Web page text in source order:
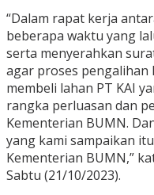
“Dalam rapat kerja
beberapa waktu yang
serta menyerahkan
agar proses pengalihan
membeli lahan PT KAI
rangka perluasan dan
Kementerian BUMN.
yang kami sampaikan
Kementerian BUMN,”
Sabtu (21/10/2023).